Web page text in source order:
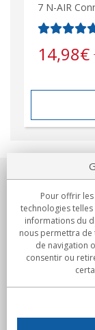
7 N-AIR
14,98€
Notre société
Engagements
Achats
Pour offrir
technologies
informations du
nous permettra
de navigation
consentir ou